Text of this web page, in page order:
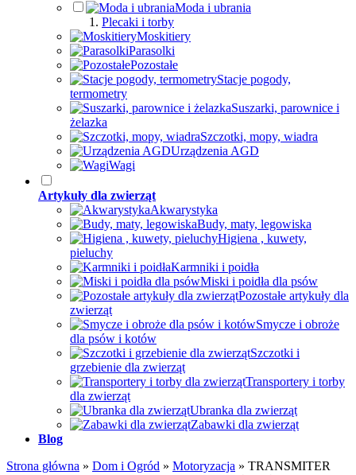
Moda i ubrania
Plecaki i torby
Moskitiery
Parasolki
Pozostałe
Stacje pogody,
termometry
Suszarki, parownice i
żelazka
Szczotki, mopy, wiadra
Urządzenia AGD
Wagi
Artykuły dla zwierząt
Akwarystyka
Budy, maty, legowiska
Higiena , kuwety,
pieluchy
Karmniki i poidła
Miski i poidła dla psów
Pozostałe artykuły dla
zwierząt
Smycze i obroże
dla psów i kotów
Szczotki i
grzebienie dla zwierząt
Transportery i torby
dla zwierząt
Ubranka dla zwierząt
Zabawki dla zwierząt
Blog
Strona główna » Dom i Ogród » Motoryzacja » TRANSMITER